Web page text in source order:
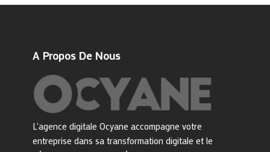
A Propos De Nous
L'agence digitale Ocyane accompagne votre
entreprise dans sa transformation digitale et le